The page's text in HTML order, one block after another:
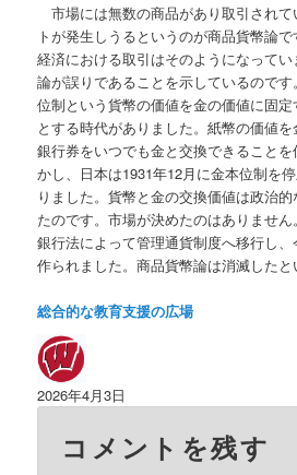
市場には無数の商品があり取引され
トが発生しうるというのが商品貨幣論
経済における取引はそのようになって
論が誤りであることを示しているので
位制という貨幣の価値を金の価値に固
とする時代がありました。紙幣の価値を
銀行券をいつでも金と交換できること
かし、日本は1931年12月に金本位制を
りました。貨幣と金の交換価値は政治
たのです。市場が決めたのはありませ
銀行法によって管理通貨制度へ移行し
作られました。 商品貨幣論は消滅したと
総合的な教育支援の広場
2026年4月3日
コメントを残す